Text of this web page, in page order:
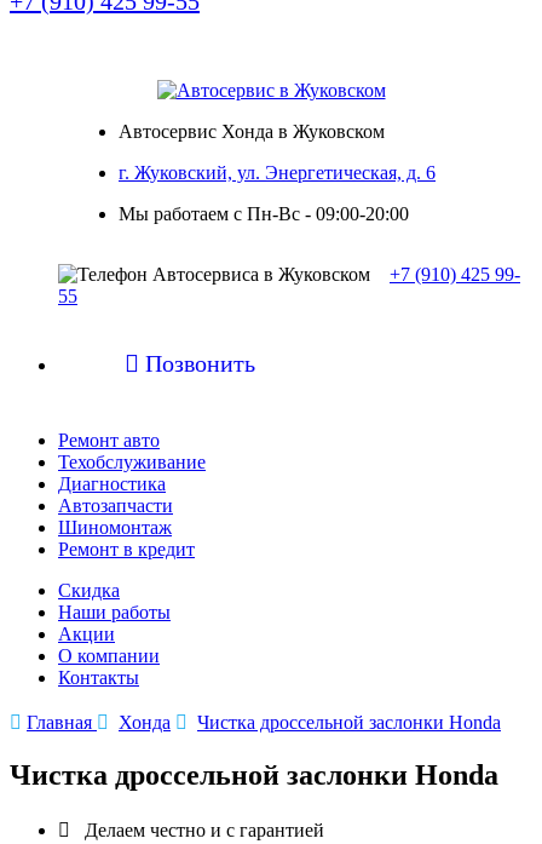
Автосервис Хонда в Жуковском
г. Жуковский, ул. Энергетическая, д. 6
Мы работаем с Пн-Вc - 09:00-20:00
+7 (910) 425 99-
55
 Позвонить
Ремонт авто
Техобслуживание
Диагностика
Автозапчасти
Шиномонтаж
Ремонт в кредит
Скидка
Наши работы
Акции
О компании
Контакты
 Главная  Хонда  Чистка дроссельной заслонки Honda
Чистка дроссельной заслонки Honda
 Делаем честно и с гарантией